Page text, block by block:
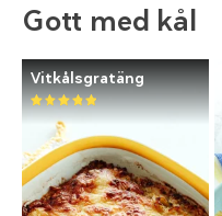
Gott med kål
Vitkålsgratäng